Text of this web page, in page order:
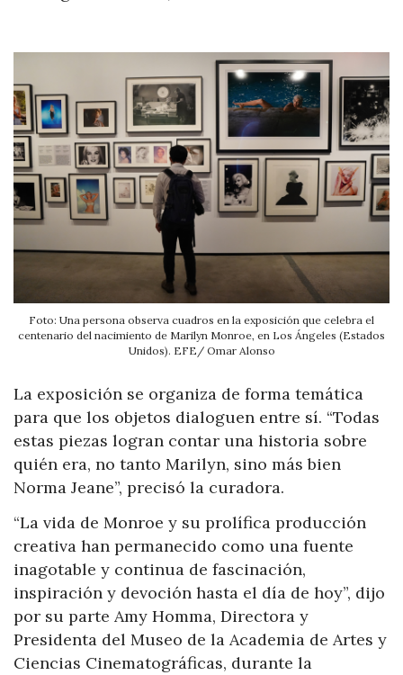
Foto: Una persona observa cuadros en la exposición que celebra el
centenario del nacimiento de Marilyn Monroe, en Los Ángeles (Estados
Unidos). EFE/ Omar Alonso
La exposición se organiza de forma temática
para que los objetos dialoguen entre sí. “Todas
estas piezas logran contar una historia sobre
quién era, no tanto Marilyn, sino más bien
Norma Jeane”, precisó la curadora.
“La vida de Monroe y su prolífica producción
creativa han permanecido como una fuente
inagotable y continua de fascinación,
inspiración y devoción hasta el día de hoy”, dijo
por su parte Amy Homma, Directora y
Presidenta del Museo de la Academia de Artes y
Ciencias Cinematográficas, durante la